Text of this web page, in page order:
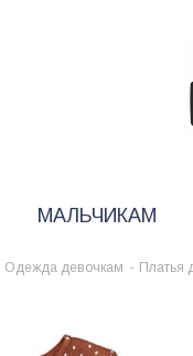
МАЛЬЧИКАМ
Одежда девочкам - Платья